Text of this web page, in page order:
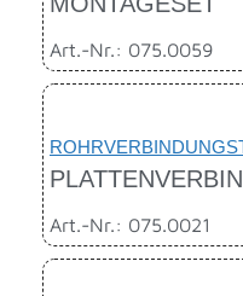
Art.-Nr.: 075.0059
Art.-Nr.: 075.0021